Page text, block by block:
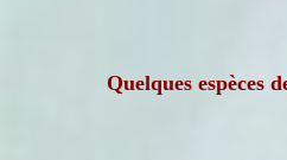
Quelques espèces